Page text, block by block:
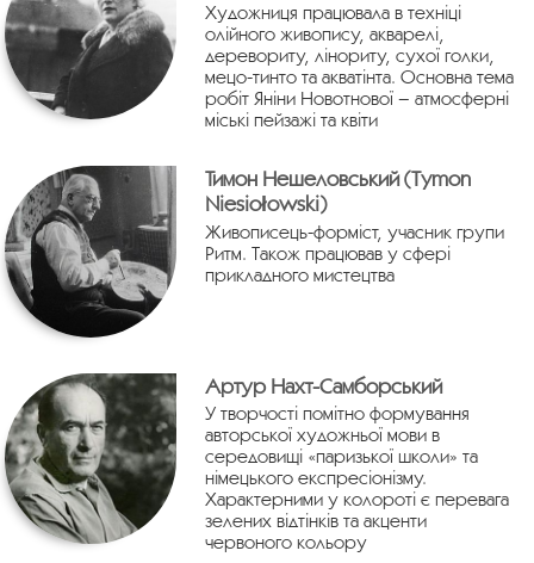
Художниця працювала в техніці
олійного живопису, акварелі,
деревориту, лінориту, сухої голки,
мецо-тинто та акватінта. Основна тема
робіт Яніни Новотнової – атмосферні
міські пейзажі та квіти
Тимон Нешеловський (Tymon
Niesiołowski)
Живописець-форміст, учасник групи
Ритм. Також працював у сфері
прикладного мистецтва
Артур Нахт-Самборський
У творчості помітно формування
авторської художньої мови в
середовищі «паризької школи» та
німецького експресіонізму.
Характерними у колороті є перевага
зелених відтінків та акценти
червоного кольору